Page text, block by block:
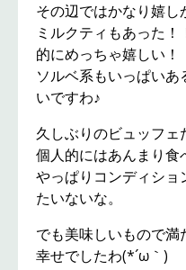
その辺ではかなり嬉
ミルクティもあった
的にめっちゃ嬉しい！
ソルベ系もいっぱい
いですわ♪
久しぶりのビュッフェ
個人的にはあんまり食
やっぱりコンディショ
たいないな。
でも美味しいもので満
幸せでしたわ(*´ω｀)